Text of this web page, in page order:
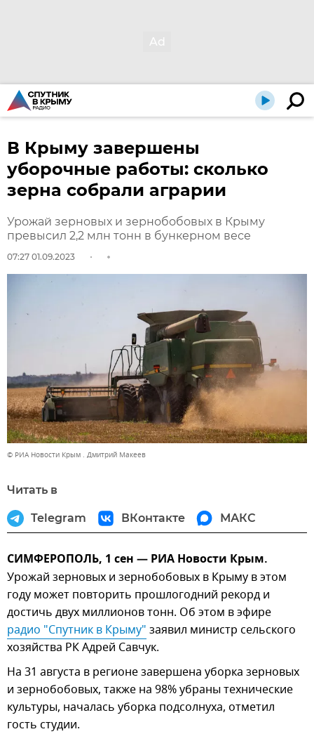
В Крыму завершены
уборочные работы: сколько
зерна собрали аграрии
Урожай зерновых и зернобобовых в Крыму
превысил 2,2 млн тонн в бункерном весе
07:27 01.09.2023
© РИА Новости Крым . Дмитрий Макеев
Читать в
Telegram ВКонтакте МАКС
СИМФЕРОПОЛЬ, 1 сен — РИА Новости Крым.
Урожай зерновых и зернобобовых в Крыму в этом
году может повторить прошлогодний рекорд и
достичь двух миллионов тонн. Об этом в эфире
радио "Спутник в Крыму" заявил министр сельского
хозяйства РК Адрей Савчук.
На 31 августа в регионе завершена уборка зерновых
и зернобобовых, также на 98% убраны технические
культуры, началась уборка подсолнуха, отметил
гость студии.